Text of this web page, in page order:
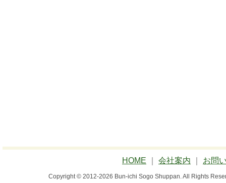
HOME 会社案内 お問
Copyright © 2012-2026 Bun-ichi Sogo Shuppan. All Rights